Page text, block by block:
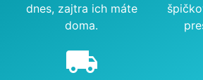
dnes, zajtra ich máte
doma.
local_shipping